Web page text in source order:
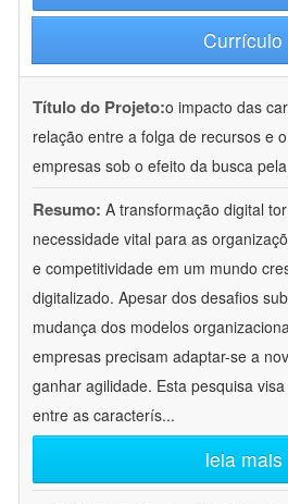
Currículo
Título do Projeto:o impacto das
relação entre a folga de recursos e
empresas sob o efeito da busca
Resumo: A transformação digital
necessidade vital para as
e competitividade em um mundo
digitalizado. Apesar dos desafios
mudança dos modelos
empresas precisam adaptar-se a
ganhar agilidade. Esta pesquisa
entre as caracterís...
leia mais